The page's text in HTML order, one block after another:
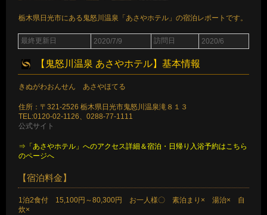
栃木県日光市にある鬼怒川温泉「あさやホテル」の宿泊レポートです。
最終更新日 2020/7/9 訪問日 2020/6
【鬼怒川温泉 あさやホテル】基本情報
きぬがわおんせん あさやほてる
住所：〒321-2526 栃木県日光市鬼怒川温泉滝８１３
TEL:0120-02-1126、0288-77-1111
公式サイト
⇒「あさやホテル」へのアクセス詳細＆宿泊・日帰り入浴予約はこちら
のページへ
【宿泊料金】
1泊2食付 15,100円～80,300円 お一人様〇 素泊まり× 湯治× 自
炊×